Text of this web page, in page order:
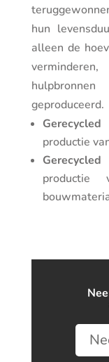
hun
alleen de
geproduceerd.
productie
productie